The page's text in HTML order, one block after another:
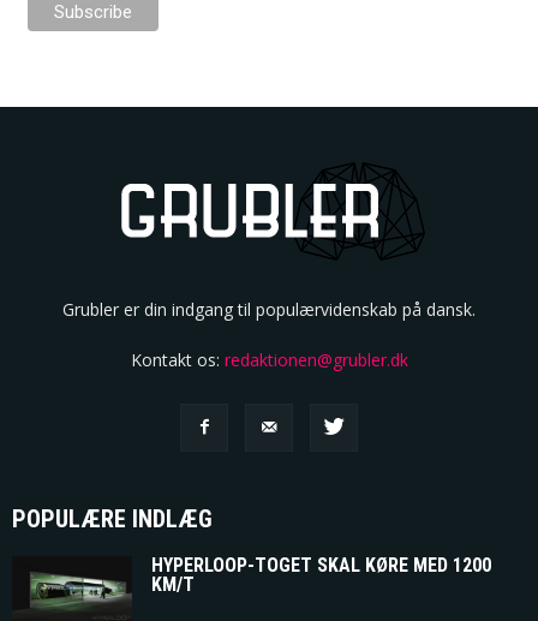
Grubler er din indgang til populærvidenskab på dansk.
Kontakt os: redaktionen@grubler.dk
POPULÆRE INDLÆG
HYPERLOOP-TOGET SKAL KØRE MED 1200
KM/T